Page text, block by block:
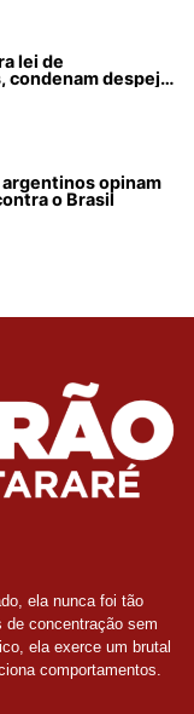
lei de
despejos
argentinos opinam
o Brasil
ela nunca foi tão
de concentração sem
ela exerce um brutal
comportamentos.